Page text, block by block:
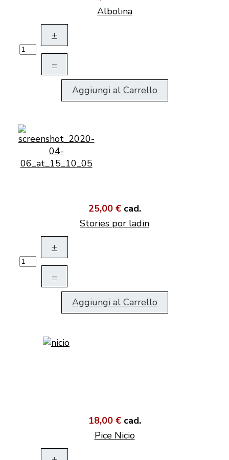
Albolina
+
–
Aggiungi al Carrello
25,00 € cad.
Stories por ladin
+
–
Aggiungi al Carrello
18,00 € cad.
Pice Nicio